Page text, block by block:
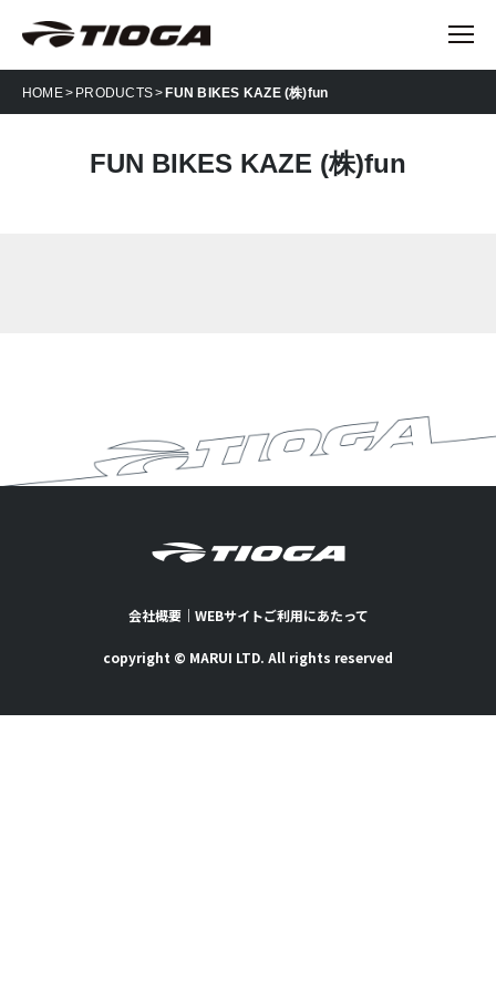
HOME PRODUCTS FUN BIKES KAZE (株)fun
FUN BIKES KAZE (株)fun
会社概要｜ WEBサイトご利用にあたって
copyright © MARUI LTD. All rights reserved